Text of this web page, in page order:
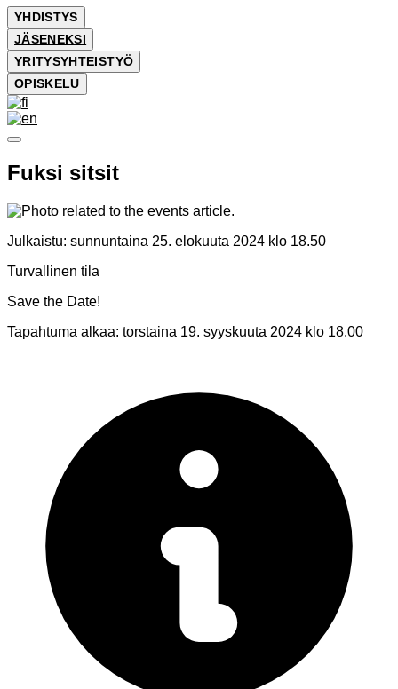
YHDISTYS
JÄSENEKSI
YRITYSYHTEISTYÖ
OPISKELU
Fuksi sitsit
Julkaistu: sunnuntaina 25. elokuuta 2024 klo 18.50
Turvallinen tila
Save the Date!
Tapahtuma alkaa: torstaina 19. syyskuuta 2024 klo 18.00